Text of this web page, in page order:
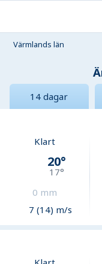
Värmlands län
14 dagar
Klart
20°
17°
0 mm
7 (14) m/s